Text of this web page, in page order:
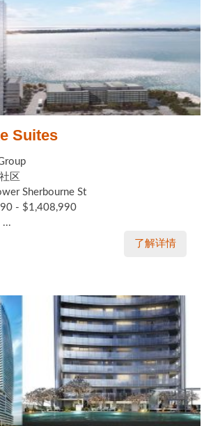
新居民
实用链接
地产杂谈
Suites
区
Sherbourne St
- $1,408,990
...
了解详情